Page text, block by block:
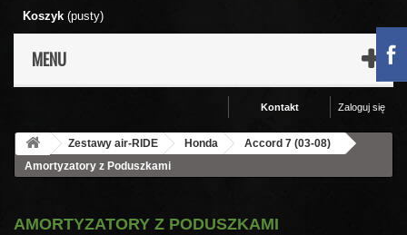
Koszyk (pusty)
MENU
Zaloguj się
Kontakt
Zestawy air-RIDE Honda
Accord 7 (03-08)
Amortyzatory z Poduszkami
AMORTYZATORY Z PODUSZKAMI